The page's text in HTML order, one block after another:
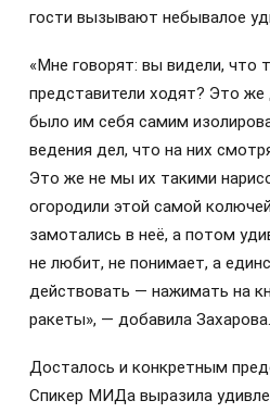
гости вызывают небывалое
«Мне говорят: вы видели, что
представители ходят? Это же
было им себя самим
ведения дел, что на них
Это же не мы их такими
огородили этой самой
замотались в неё, а потом
не любит, не понимает, а
действовать — нажимать на
ракеты», — добавила Захарова.
Досталось и конкретным
Спикер МИДа выразила